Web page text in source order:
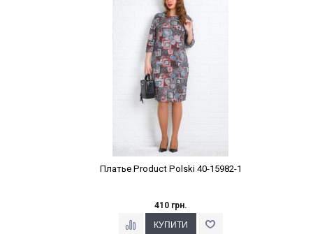
Платье Product Polski 40-15982-1
410 грн.